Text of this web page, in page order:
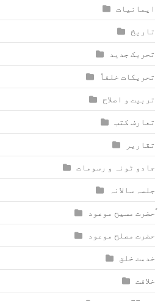
ایمانیات
تاریخ
تحریک جدید
تحریکات خلفاٗ
تربیت و اصلاح
تعارف کتب
تقاریر
جادو ٹونہ و رسومات
جلسہ سالانہ
ٰؑحضرت مسیح موعود
حضرت مصلح موعود
خدمت خلق
خلافت